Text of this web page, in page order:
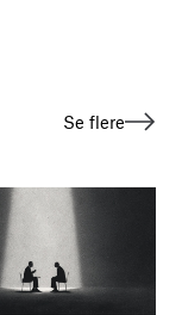
Se flere